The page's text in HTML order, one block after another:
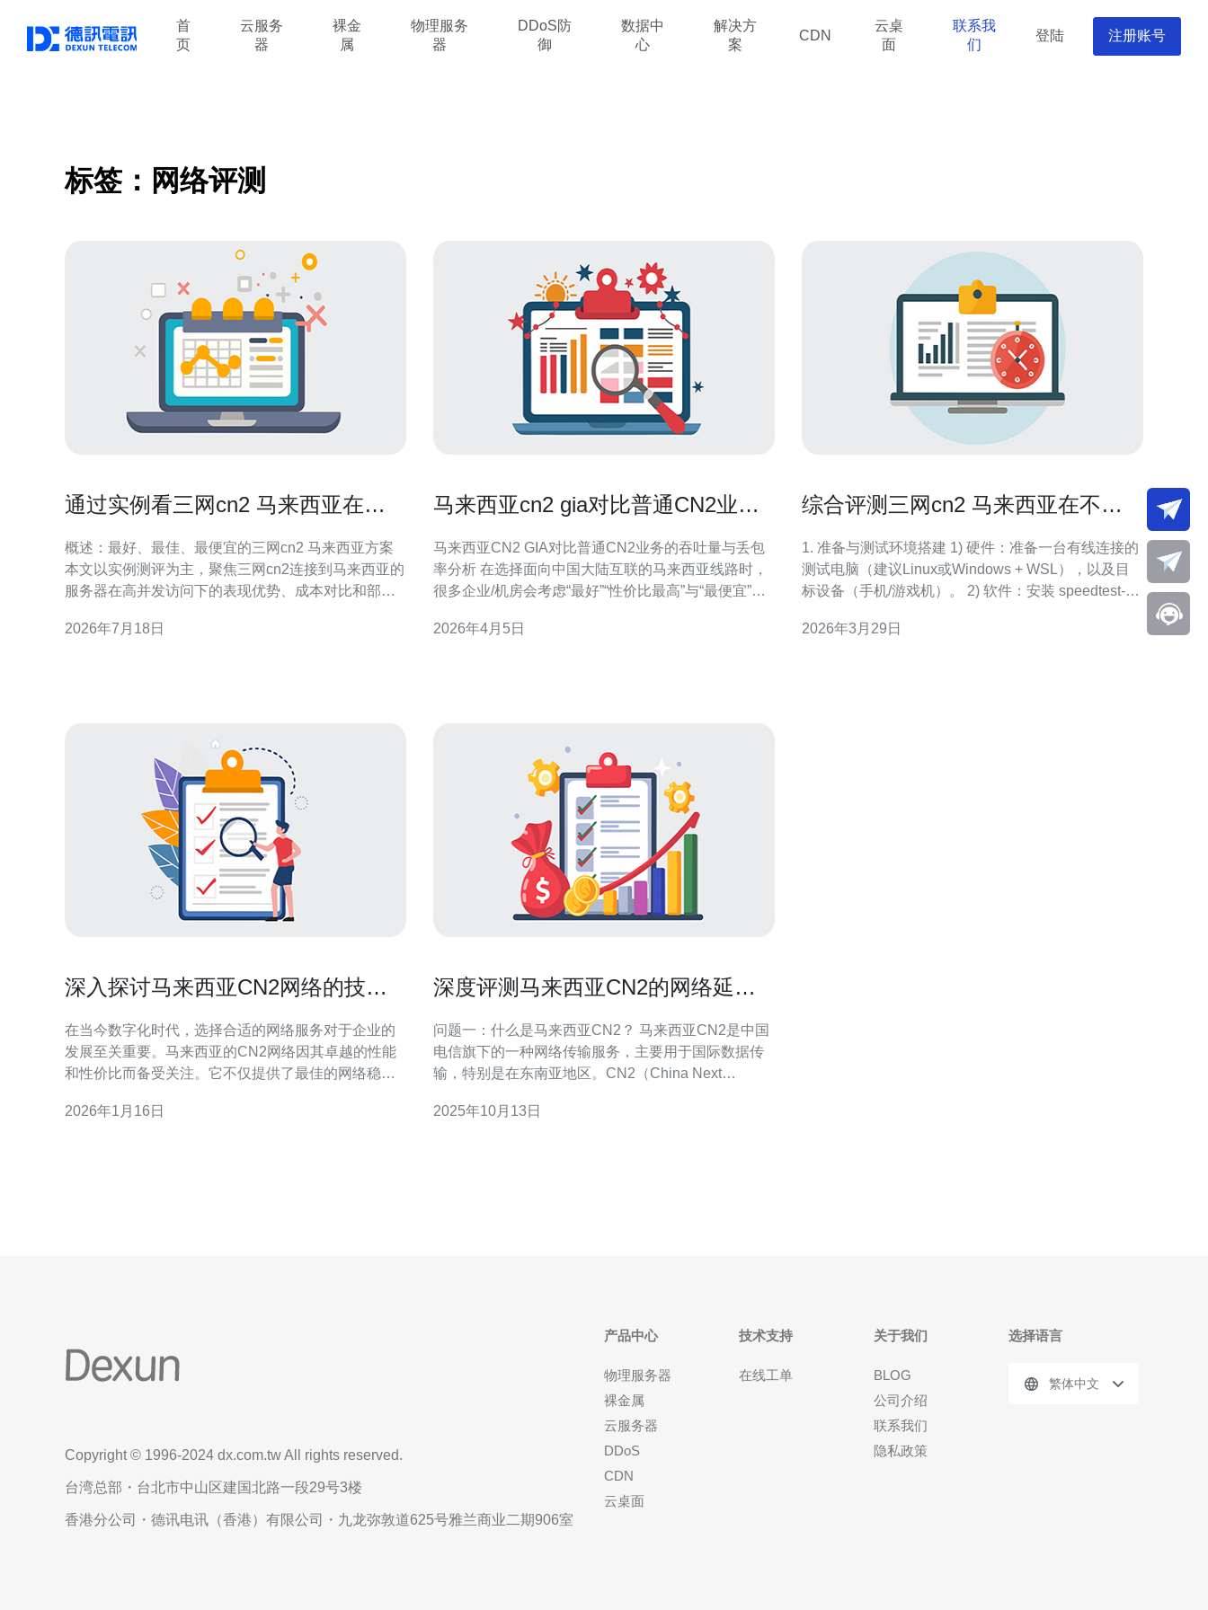
首
页
云服务
器
裸金
属
物理服务
器
DDoS防
御
数据中
心
解决方
案
CDN
云桌
面
联系我
们
登陆 注册账号
标签：网络评测
通过实例看三网cn2 马来西亚在高
概述：最好、最佳、最便宜的三网cn2 马来西亚方案
本文以实例测评为主，聚焦三网cn2连接到马来西亚的
服务器在高并发访问下的表现优势、成本对比和部署
GIA或三网直连的专线；对于平衡成本与性能的情况，
2026年7月18日
马来西亚cn2 gia对比普通CN2业务
马来西亚CN2 GIA对比普通CN2业务的吞吐量与丢包
率分析 在选择面向中国大陆互联的马来西亚线路时，
很多企业/机房会考虑“最好”“性价比最高”与“最便宜”的
马来西亚CN2 GIA
2026年4月5日
综合评测三网cn2 马来西亚在不同
1. 准备与测试环境搭建 1) 硬件：准备一台有线连接的
测试电脑（建议Linux或Windows + WSL），以及目
标设备（手机/游戏机）。 2) 软件：安装 speedtest-
tracert）、Wireshark（可选）。命令示例：sudo apt
2026年3月29日
深入探讨马来西亚CN2网络的技术
在当今数字化时代，选择合适的网络服务对于企业的
发展至关重要。马来西亚的CN2网络因其卓越的性能
和性价比而备受关注。它不仅提供了最佳的网络稳定
择在马来西亚部署其服务器。本文将深入探讨马来西
2026年1月16日
深度评测马来西亚CN2的网络延迟
问题一：什么是马来西亚CN2？ 马来西亚CN2是中国
电信旗下的一种网络传输服务，主要用于国际数据传
输，特别是在东南亚地区。CN2（China Next
解决方案，旨在为用户提供低延迟和高稳定性的网络
2025年10月13日
Copyright © 1996-2024 dx.com.tw All rights reserved.
台湾总部・台北市中山区建国北路一段29号3楼
香港分公司・德讯电讯（香港）有限公司・九龙弥敦道625号雅兰商业二期906室
产品中心
物理服务器
裸金属
云服务器
DDoS
CDN
云桌面
技术支持
在线工单
关于我们
BLOG
公司介绍
联系我们
隐私政策
选择语言
繁体中文